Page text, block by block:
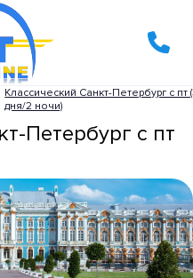
Классический Санкт-Петербург с пт
дня/2 ночи)
Петербург с пт